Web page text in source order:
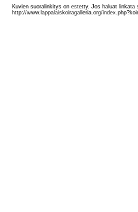
Kuvien suoralinkitys on estetty. Jos haluat linkata
http://www.lappalaiskoiragalleria.org/